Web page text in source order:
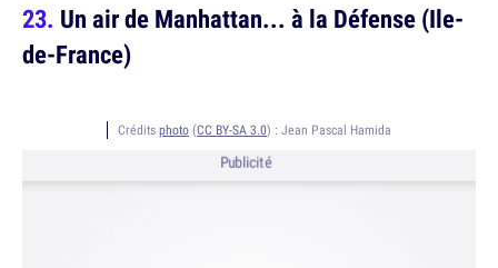
Un air de Manhattan... à la Défense (Ile-
de-France)
Crédits photo (CC BY-SA 3.0) : Jean Pascal Hamida
Publicité